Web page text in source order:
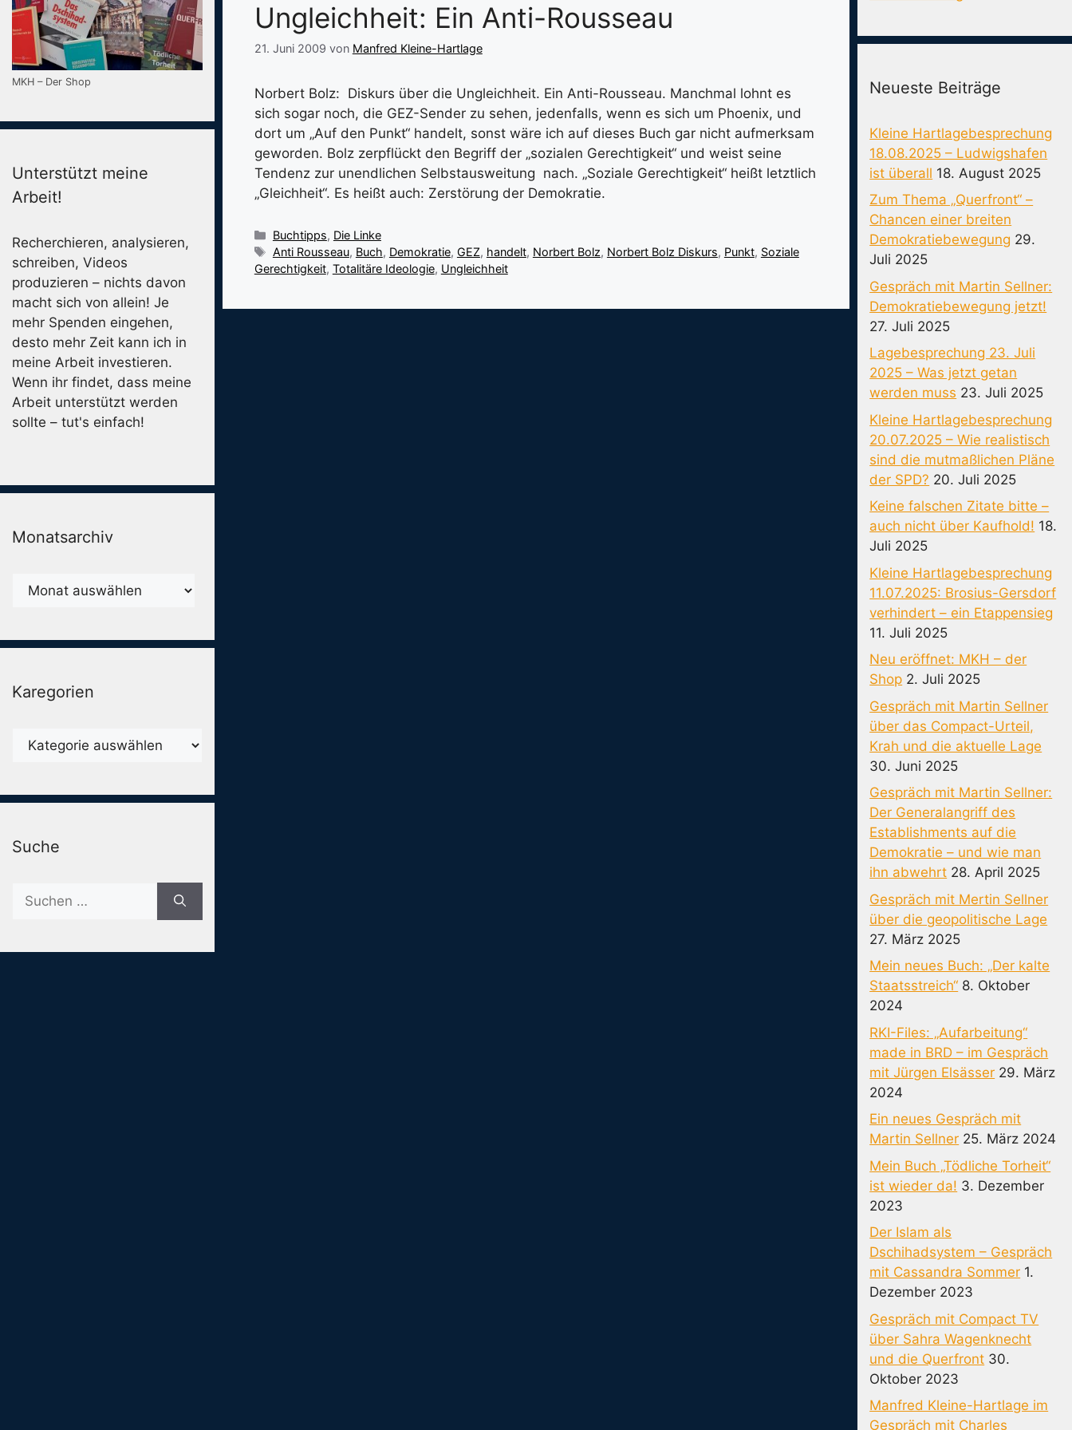
Ungleichheit: Ein Anti-Rousseau
21. Juni 2009 von Manfred Kleine-Hartlage
Norbert Bolz: Diskurs über die Ungleichheit. Ein Anti-Rousseau. Manchmal lohnt es
sich sogar noch, die GEZ-Sender zu sehen, jedenfalls, wenn es sich um Phoenix, und
dort um „Auf den Punkt“ handelt, sonst wäre ich auf dieses Buch gar nicht aufmerksam
geworden. Bolz zerpflückt den Begriff der „sozialen Gerechtigkeit“ und weist seine
Tendenz zur unendlichen Selbstausweitung nach. „Soziale Gerechtigkeit“ heißt letztlich
„Gleichheit“. Es heißt auch: Zerstörung der Demokratie.
Kategorien
Buchtipps, Die Linke
Schlagwörter
Anti Rousseau, Buch, Demokratie, GEZ, handelt, Norbert Bolz, Norbert Bolz Diskurs, Punkt, Soziale
Gerechtigkeit, Totalitäre Ideologie, Ungleichheit
MKH – Der Shop
Unterstützt meine
Arbeit!
Recherchieren, analysieren,
schreiben, Videos
produzieren – nichts davon
macht sich von allein! Je
mehr Spenden eingehen,
desto mehr Zeit kann ich in
meine Arbeit investieren.
Wenn ihr findet, dass meine
Arbeit unterstützt werden
sollte – tut's einfach!
Monatsarchiv
Monatsarchiv
Karegorien
Karegorien
Suche
nach:
Neueste Beiträge
Kleine Hartlagebesprechung
18.08.2025 – Ludwigshafen
ist überall 18. August 2025
Zum Thema „Querfront“ –
Chancen einer breiten
Demokratiebewegung 29.
Juli 2025
Gespräch mit Martin Sellner:
Demokratiebewegung jetzt!
27. Juli 2025
Lagebesprechung 23. Juli
2025 – Was jetzt getan
werden muss 23. Juli 2025
Kleine Hartlagebesprechung
20.07.2025 – Wie realistisch
sind die mutmaßlichen Pläne
der SPD? 20. Juli 2025
Keine falschen Zitate bitte –
auch nicht über Kaufhold! 18.
Juli 2025
Kleine Hartlagebesprechung
11.07.2025: Brosius-Gersdorf
verhindert – ein Etappensieg
11. Juli 2025
Neu eröffnet: MKH – der
Shop 2. Juli 2025
Gespräch mit Martin Sellner
über das Compact-Urteil,
Krah und die aktuelle Lage
30. Juni 2025
Gespräch mit Martin Sellner:
Der Generalangriff des
Establishments auf die
Demokratie – und wie man
ihn abwehrt 28. April 2025
Gespräch mit Mertin Sellner
über die geopolitische Lage
27. März 2025
Mein neues Buch: „Der kalte
Staatsstreich“ 8. Oktober
2024
RKI-Files: „Aufarbeitung“
made in BRD – im Gespräch
mit Jürgen Elsässer 29. März
2024
Ein neues Gespräch mit
Martin Sellner 25. März 2024
Mein Buch „Tödliche Torheit“
ist wieder da! 3. Dezember
2023
Der Islam als
Dschihadsystem – Gespräch
mit Cassandra Sommer 1.
Dezember 2023
Gespräch mit Compact TV
über Sahra Wagenknecht
und die Querfront 30.
Oktober 2023
Manfred Kleine-Hartlage im
Gespräch mit Charles